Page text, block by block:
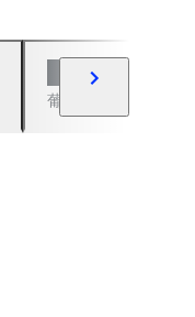
葡萄酒與烈酒